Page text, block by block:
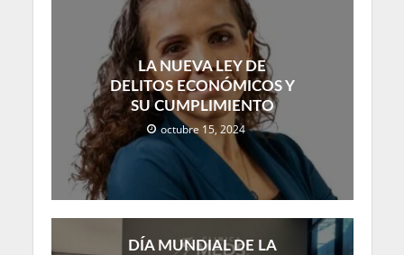
LA NUEVA LEY DE
DELITOS ECONÓMICOS Y
SU CUMPLIMIENTO
octubre 15, 2024
DÍA MUNDIAL DE LA